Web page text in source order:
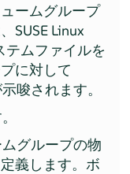
ームグループ
SUSE Linux
テムファイルを
に対して
唆されます。
グループの物
義します。ボ